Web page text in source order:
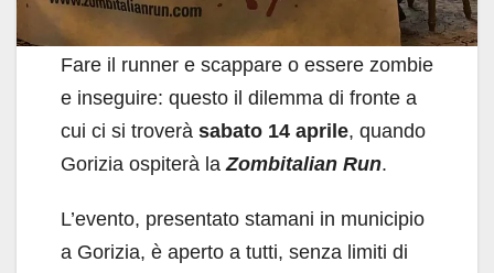
Fare il runner e scappare o essere zombie
e inseguire: questo il dilemma di fronte a
cui ci si troverà sabato 14 aprile, quando
Gorizia ospiterà laZombitalian Run.
L’evento, presentato stamani in municipio
a Gorizia, è aperto a tutti, senza limiti di